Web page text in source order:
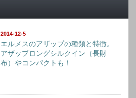
2014-12-5
エルメスのアザップの種類と特徴。
アザップロングシルクイン（長財
布）やコンパクトも！